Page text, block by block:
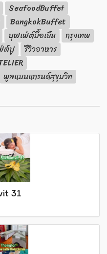
SeafoodBuffet
BangkokBuffet
บุฟเฟ่ต์มื้อเย็น
กรุงเทพ
ต์ปู
รีวิวอาหาร
พูลแมนแกรนด์สุขุมวิท
31